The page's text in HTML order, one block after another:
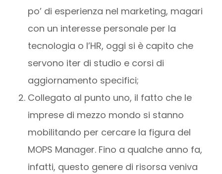
po’ di esperienza nel marketing, magari
con un interesse personale per la
tecnologia o l’HR, oggi si è capito che
servono iter di studio e corsi di
aggiornamento specifici;
Collegato al punto uno, il fatto che le
imprese di mezzo mondo si stanno
mobilitando per cercare la figura del
MOPS Manager. Fino a qualche anno fa,
infatti, questo genere di risorsa veniva